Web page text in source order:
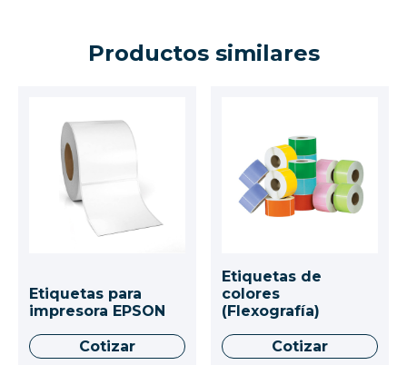
Productos similares
Etiquetas para
impresora EPSON
Cotizar
Etiquetas de
colores
(Flexografía)
Cotizar